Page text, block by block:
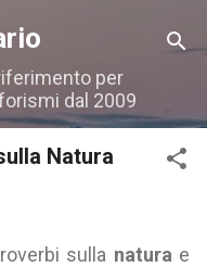
per
dal 2009
Natura
sulla natura e